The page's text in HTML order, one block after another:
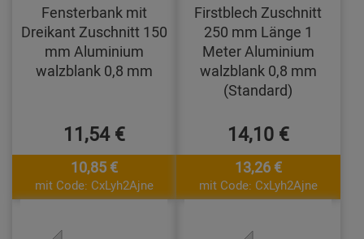
Fensterbank mit
Dreikant Zuschnitt 150
mm Aluminium
walzblank 0,8 mm
11,54 €
10,85 €
mit Code: CxLyh2Ajne
Firstblech Zuschnitt
250 mm Länge 1
Meter Aluminium
walzblank 0,8 mm
(Standard)
14,10 €
13,26 €
mit Code: CxLyh2Ajne